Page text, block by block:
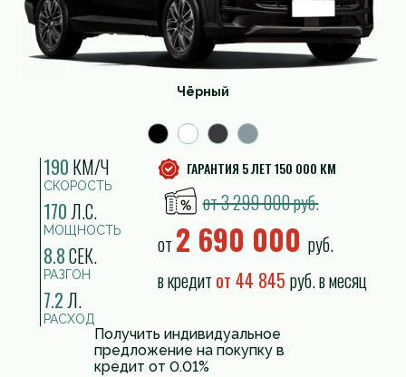
190 КМ/Ч
СКОРОСТЬ
170Л.С.
МОЩНОСТЬ
8.8СЕК.
РАЗГОН
7.2Л.
РАСХОД
ГАРАНТИЯ 5 ЛЕТ 150 000 КМ
от 3 299 000 руб.
от 2 690 000 руб.
в кредит от 44 845 руб. в месяц
Чёрный
Получить индивидуальное
предложение на покупку в
кредит от 0.01%